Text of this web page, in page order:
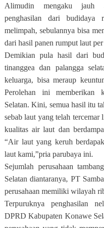
Alimudin mengaku jauh
penghasilan dari
melimpah, sebulannya bisa
dari hasil panen rumput laut
Demikian pula hasil dari
tinanggea dan palangga
keluarga, bisa meraup
Perolehan ini memberikan
Selatan. Kini, semua hasil itu
sebab laut yang telah
kualitas air laut dan
“Air laut yang keruh
laut kami,”pria parubaya ini.
Sejumlah perusahaan
Selatan diantaranya, PT
perusahaan memiliki wilayah
Terpuruknya penghasilan
DPRD Kabupaten Konawe